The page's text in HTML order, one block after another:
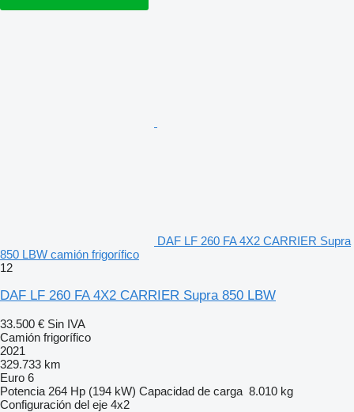
DAF LF 260 FA 4X2 CARRIER Supra
850 LBW camión frigorífico
12
DAF LF 260 FA 4X2 CARRIER Supra 850 LBW
33.500 € Sin IVA
Camión frigorífico
2021
329.733 km
Euro 6
Potencia 264 Hp (194 kW) Capacidad de carga 8.010 kg
Configuración del eje 4x2